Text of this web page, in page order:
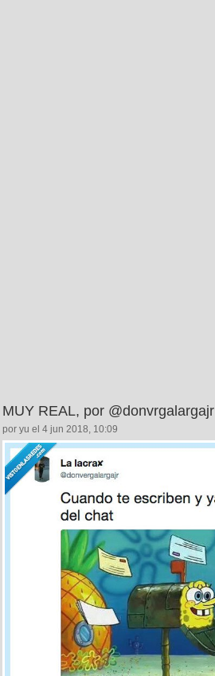
MUY REAL, por @donvrgalargajr
por yu el 4 jun 2018, 10:09